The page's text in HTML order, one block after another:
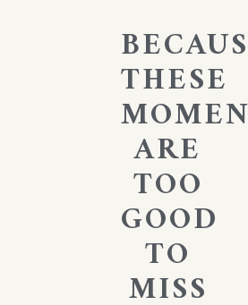
THESE
ARE
TOO
GOOD
TO
MISS